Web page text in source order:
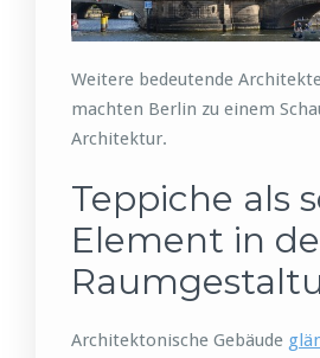
Weitere bedeutende
machten Berlin zu einem
Architektur.
Teppiche als
Element in
Architektonische Gebäude